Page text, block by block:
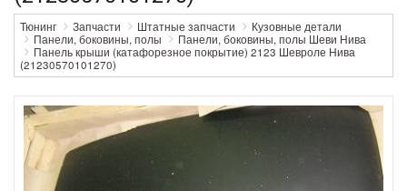
Тюнинг Запчасти Штатные запчасти
Кузовные детали
Панели, боковины, полы
Панели, боковины, полы Шеви Нива
Панель крыши (катафорезное покрытие) 2123 Шевроле Нива
(21230570101270)